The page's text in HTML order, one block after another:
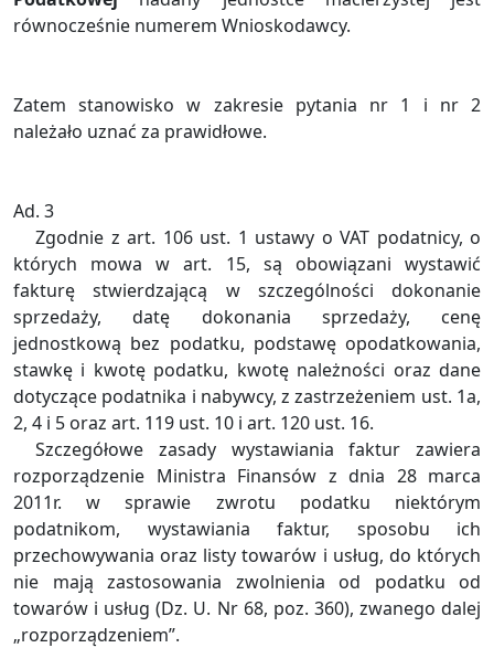
równocześnie numerem Wnioskodawcy.
Zatem stanowisko w zakresie pytania nr 1 i nr 2
należało uznać za prawidłowe.
Ad. 3
Zgodnie z art. 106 ust. 1 ustawy o VAT podatnicy, o
których mowa w art. 15, są obowiązani wystawić
fakturę stwierdzającą w szczególności dokonanie
sprzedaży, datę dokonania sprzedaży, cenę
jednostkową bez podatku, podstawę opodatkowania,
stawkę i kwotę podatku, kwotę należności oraz dane
dotyczące podatnika i nabywcy, z zastrzeżeniem ust. 1a,
2, 4 i 5 oraz art. 119 ust. 10 i art. 120 ust. 16.
Szczegółowe zasady wystawiania faktur zawiera
rozporządzenie Ministra Finansów z dnia 28 marca
2011r. w sprawie zwrotu podatku niektórym
podatnikom, wystawiania faktur, sposobu ich
przechowywania oraz listy towarów i usług, do których
nie mają zastosowania zwolnienia od podatku od
towarów i usług (Dz. U. Nr 68, poz. 360), zwanego dalej
„rozporządzeniem”.